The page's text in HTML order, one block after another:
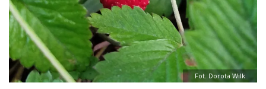
Fot. Dorota Wilk